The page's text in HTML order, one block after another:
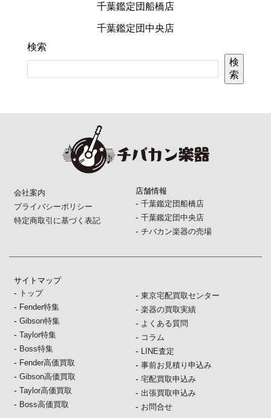
千葉鑑定団船橋店
千葉鑑定団中央店
検索
検
索
会社案内
プライバシーポリシー
特定商取引に基づく表記
店舗情報
- 千葉鑑定団船橋店
- 千葉鑑定団中央店
- チバカン楽器の売場
サイトマップ
- トップ
- Fender特集
-Gibson特集
-Taylor特集
- Boss特集
- Fender高価買取
-Gibson高価買取
-Taylor高価買取
- Boss高価買取
- 東京宅配買取センター
- 楽器の買取実績
- よくある質問
- コラム
- LINE査定
- 事前お見積り申込み
- 宅配買取申込み
- 出張買取申込み
- お問合せ